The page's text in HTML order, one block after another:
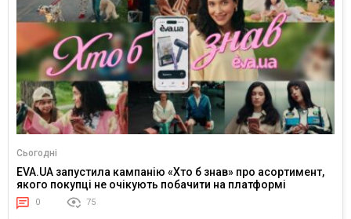
Сьогодні
EVA.UA запустила кампанію «Хто б знав» про асортимент,
якого покупці не очікують побачити на платформі
0 75